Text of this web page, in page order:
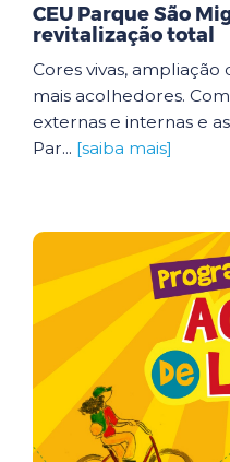
CEU Parque São
revitalização total
Cores vivas,
mais acolhedores.
externas e internas e
Par... [saiba mais]